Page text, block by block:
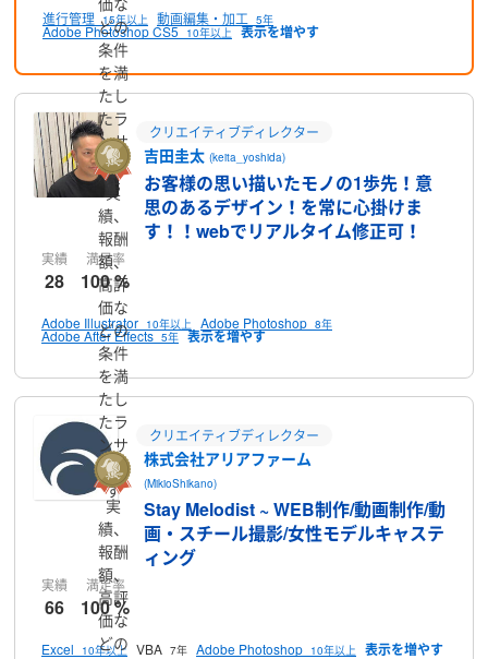
進行管理 15年以上 動画編集・加工 5年
Adobe Photoshop CS5 10年以上
どの
条件
を満
たし
たラ
ンサ
ーで
す
クリエイティブディレクター
吉田圭太(keita_yoshida)
お客様の思い描いたモノの1歩先！意
思のあるデザイン！を常に心掛けま
す！！webでリアルタイム修正可！
実績
28
満足率
100 %
Adobe Illustrator 10年以上 Adobe Photoshop 8年
Adobe After Effects 5年
実
績、
報酬
額、
高評
価な
どの
条件
を満
たし
たラ
ンサ
ーで
す
クリエイティブディレクター
株式会社アリアファーム
(MikioShikano)
Stay Melodist ~ WEB制作/動画制作/動
画・スチール撮影/女性モデルキャステ
ィング
実績
66
満足率
100 %
Excel 10年以上 VBA 7年 Adobe Photoshop 10年以上
実
績、
報酬
額、
高評
価な
どの